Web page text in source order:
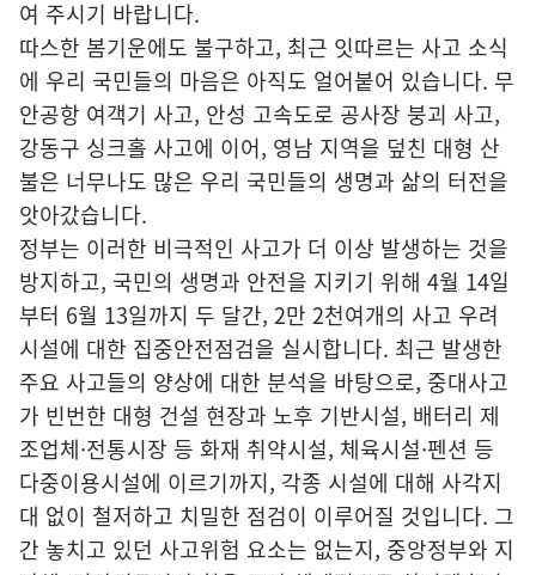
여 주시기 바랍니다.
따스한 봄기운에도 불구하고, 최근 잇따르는 사고 소식
에 우리 국민들의 마음은 아직도 얼어붙어 있습니다. 무
안공항 여객기 사고, 안성 고속도로 공사장 붕괴 사고,
강동구 싱크홀 사고에 이어, 영남 지역을 덮친 대형 산
불은 너무나도 많은 우리 국민들의 생명과 삶의 터전을
앗아갔습니다.
정부는 이러한 비극적인 사고가 더 이상 발생하는 것을
방지하고, 국민의 생명과 안전을 지키기 위해 4월 14일
부터 6월 13일까지 두 달간, 2만 2천여개의 사고 우려
시설에 대한 집중안전점검을 실시합니다. 최근 발생한
주요 사고들의 양상에 대한 분석을 바탕으로, 중대사고
가 빈번한 대형 건설 현장과 노후 기반시설, 배터리 제
조업체·전통시장 등 화재 취약시설, 체육시설·펜션 등
다중이용시설에 이르기까지, 각종 시설에 대해 사각지
대 없이 철저하고 치밀한 점검이 이루어질 것입니다. 그
간 놓치고 있던 사고위험 요소는 없는지, 중앙정부와 지